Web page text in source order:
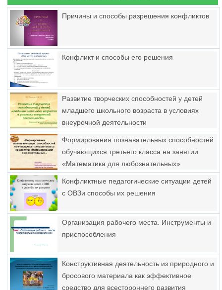
Причины и способы разрешения конфликтов
Конфликт и способы его решения
Развитие творческих способностей у детей
младшего школьного возраста в условиях
внеурочной деятельности
Формирования познавательных способностей
обучающихся третьего класса на занятии
«Математика для любознательных»
Конфликтные педагогические ситуации детей
с ОВЗи способы их решения
Организация рабочего места. Инструменты и
приспособления
Конструктивная деятельность из природного и
бросового материала как эффективное
средство для всестороннего развития